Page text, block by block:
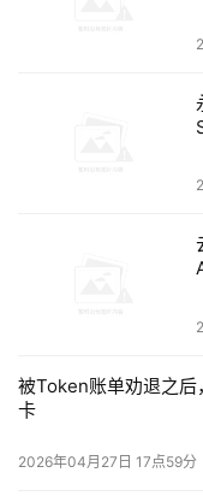
被Token账单劝退之后
卡
2026年04月27日 17点59分